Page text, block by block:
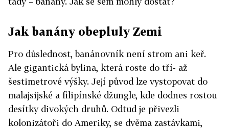
Jak banány obepluly Zemi
Pro důslednost, banánovník není strom ani keř.
Ale gigantická bylina, která roste do tří- až
šestimetrové výšky. Její původ lze vystopovat do
malajsijské a filipínské džungle, kde dodnes rostou
desítky divokých druhů. Odtud je přivezli
kolonizátoři do Ameriky, se dvěma zastávkami,